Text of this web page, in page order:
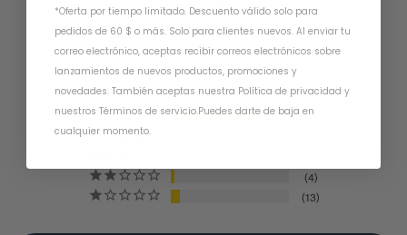
BASED ON 155 REVIEWS
121
4
13
*Oferta por tiempo limitado. Descuento válido solo para
pedidos de 60 $ o más. Solo para clientes nuevos. Al enviar tu
correo electrónico, aceptas recibir correos electrónicos sobre
lanzamientos de nuevos productos, promociones y
novedades. También aceptas nuestra Política de privacidad y
nuestros Términos de servicio.Puedes darte de baja en
cualquier momento.